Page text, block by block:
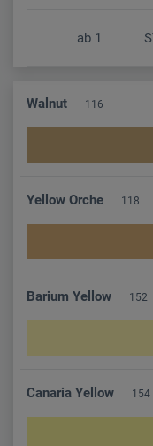
ab 1
Walnut 116
Yellow Orche 118
Barium Yellow 152
Canaria Yellow 154